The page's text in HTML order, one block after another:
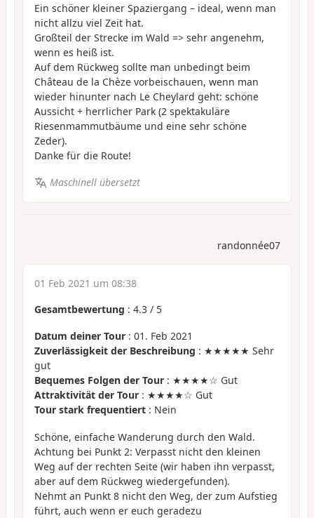
Ein schöner kleiner Spaziergang – ideal, wenn man
nicht allzu viel Zeit hat.
Großteil der Strecke im Wald => sehr angenehm,
wenn es heiß ist.
Auf dem Rückweg sollte man unbedingt beim
Château de la Chèze vorbeischauen, wenn man
wieder hinunter nach Le Cheylard geht: schöne
Aussicht + herrlicher Park (2 spektakuläre
Riesenmammutbäume und eine sehr schöne
Zeder).
Danke für die Route!
Maschinell übersetzt
randonnée07
01 Feb 2021 um 08:38
Gesamtbewertung : 4.3 / 5
Datum deiner Tour : 01. Feb 2021
Zuverlässigkeit der Beschreibung : ★★★★★ Sehr
gut
Bequemes Folgen der Tour : ★★★★☆ Gut
Attraktivität der Tour : ★★★★☆ Gut
Tour stark frequentiert : Nein
Schöne, einfache Wanderung durch den Wald.
Achtung bei Punkt 2: Verpasst nicht den kleinen
Weg auf der rechten Seite (wir haben ihn verpasst,
aber auf dem Rückweg wiedergefunden).
Nehmt an Punkt 8 nicht den Weg, der zum Aufstieg
führt, auch wenn er euch geradezu